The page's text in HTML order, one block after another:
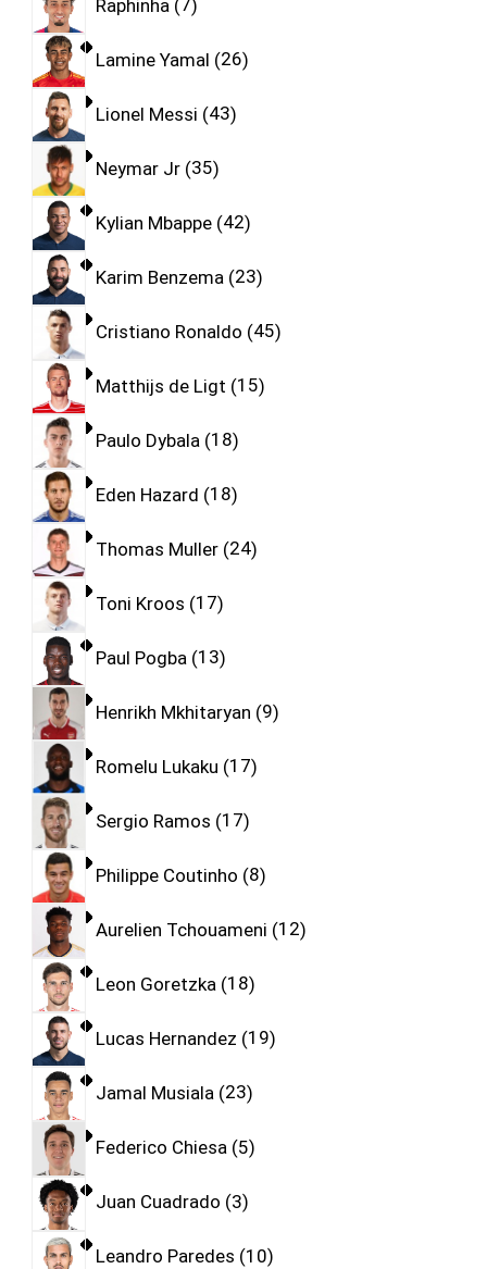
Raphinha 7
Lamine Yamal 26
Lionel Messi 43
Neymar Jr 35
Kylian Mbappe 42
Karim Benzema 23
Cristiano Ronaldo 45
Matthijs de Ligt 15
Paulo Dybala 18
Eden Hazard 18
Thomas Muller 24
Toni Kroos 17
Paul Pogba 13
Henrikh Mkhitaryan 9
Romelu Lukaku 17
Sergio Ramos 17
Philippe Coutinho 8
Aurelien Tchouameni 12
Leon Goretzka 18
Lucas Hernandez 19
Jamal Musiala 23
Federico Chiesa 5
Juan Cuadrado 3
Leandro Paredes 10